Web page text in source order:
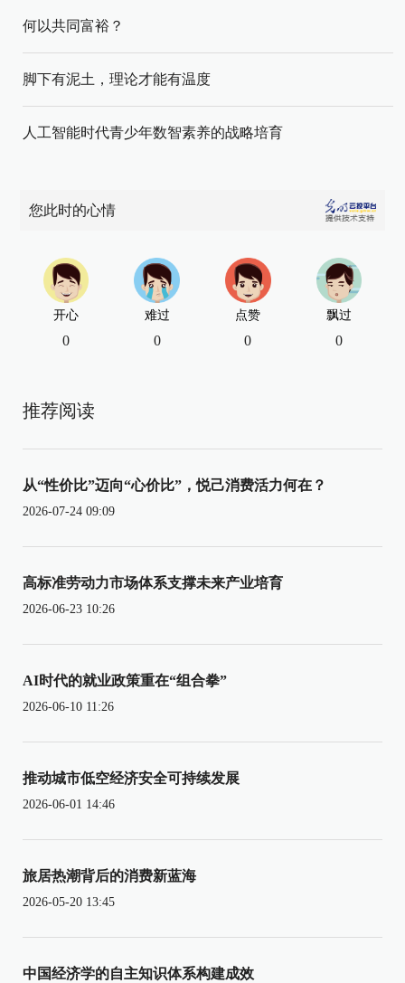
何以共同富裕？
脚下有泥土，理论才能有温度
人工智能时代青少年数智素养的战略培育
您此时的心情
开心
0
难过
0
点赞
0
飘过
0
推荐阅读
从“性价比”迈向“心价比”，悦己消费活力何在？
2026-07-24 09:09
高标准劳动力市场体系支撑未来产业培育
2026-06-23 10:26
AI时代的就业政策重在“组合拳”
2026-06-10 11:26
推动城市低空经济安全可持续发展
2026-06-01 14:46
旅居热潮背后的消费新蓝海
2026-05-20 13:45
中国经济学的自主知识体系构建成效